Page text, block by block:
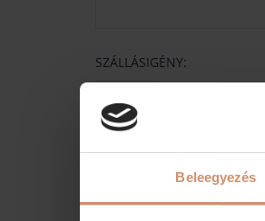
Beleegyezés
SZÁLLÁSIGÉNY:
CATERING IGÉNY: